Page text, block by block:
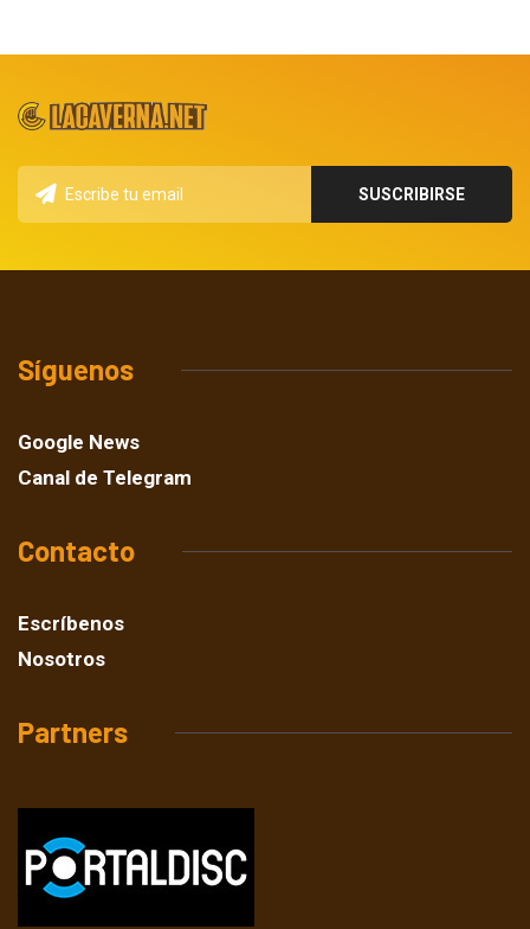
Síguenos
Google News
Canal de Telegram
Contacto
Escríbenos
Nosotros
Partners